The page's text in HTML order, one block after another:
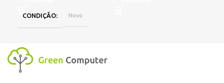
CONDIÇÃO Novo